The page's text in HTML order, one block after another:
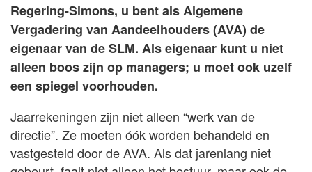
Regering-Simons, u bent als Algemene
Vergadering van Aandeelhouders (AVA) de
eigenaar van de SLM. Als eigenaar kunt u niet
alleen boos zijn op managers; u moet ook uzelf
een spiegel voorhouden.
Jaarrekeningen zijn niet alleen “werk van de
directie”. Ze moeten óók worden behandeld en
vastgesteld door de AVA. Als dat jarenlang niet